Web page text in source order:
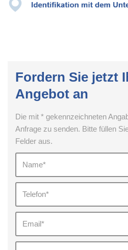
Fordern Sie jetzt
Angebot an
Die mit * gekennzeichneten
Anfrage zu senden. Bitte füllen
Felder aus.